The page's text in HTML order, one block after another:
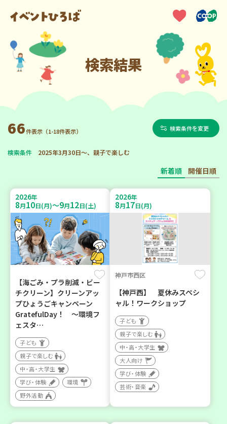
検索結果
66件表示（1-18件表示） 検索条件を変更
検索条件 2025年3月30日～、親子で楽しむ
新着順 開催日順
2026年
8月10日(月)～9月12日(土)
【海ごみ・プラ削減・ビー
チクリーン】クリーンアッ
プひょうごキャンペーン
GratefulDay！ ～環境フ
ェスタ…
子ども
親子で楽しむ
中・高・大学生
学び・体験
環境
野外活動
2026年
8月17日(月)
神戸市西区
【神戸西】 夏休みスペシ
ャル！ワークショップ
子ども
親子で楽しむ
中・高・大学生
大人向け
学び・体験
芸術・音楽